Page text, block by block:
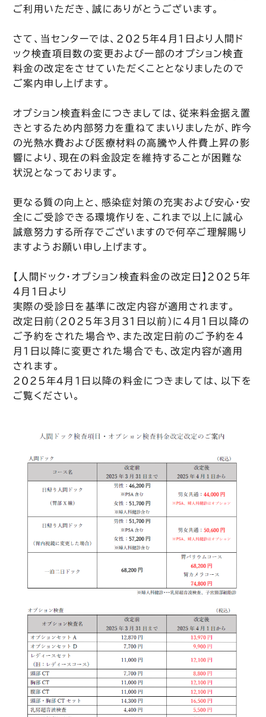
ご利用いただき、誠にありがとうございます。
さて、当センターでは、 2025年4 月 1 日より人間ド
ック検査項目数の変更および一部のオプション検査
料金の改定をさせていただくこととなりましたので
ご案内申し上げます。
オプション検査料金につきましては、従来料金据え置
きとするため内部努力を重ねてまいりましたが、昨今
の光熱水費および医療材料の高騰や人件費上昇の影
響により、現在の料金設定を維持することが困難な
状況となっております。
更なる質の向上と、感染症対策の充実および安心・安
全にご受診できる環境作りを、これまで以上に誠心
誠意努力する所存でございますので何卒ご理解賜り
ますようお願い申し上げます。
【人間ドック・オプション検査料金の改定日】 2025年
4 月 1 日より
実際の受診日を基準に改定内容が適用されます。
改定日前（ 2025年3 月 31 日以前）に4 月 1 日以降の
ご予約をされた場合や、また改定日前のご予約を4
月 1 日以降に変更された場合でも、改定内容が適用
されます。
2025年4 月 1 日以降の料金につきましては、以下を
ご覧ください。